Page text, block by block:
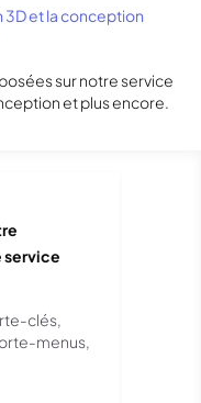
3D et la conception
sur notre service
et plus encore.
service
clés,
menus,